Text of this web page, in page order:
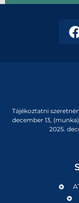
Tájékoztatni
december 13,
2025.